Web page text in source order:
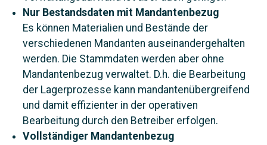
Nur Bestandsdaten mit Mandantenbezug
Es können Materialien und Bestände der
verschiedenen Mandanten auseinandergehalten
werden. Die Stammdaten werden aber ohne
Mandantenbezug verwaltet. D.h. die Bearbeitung
der Lagerprozesse kann mandantenübergreifend
und damit effizienter in der operativen
Bearbeitung durch den Betreiber erfolgen.
Vollständiger Mandantenbezug